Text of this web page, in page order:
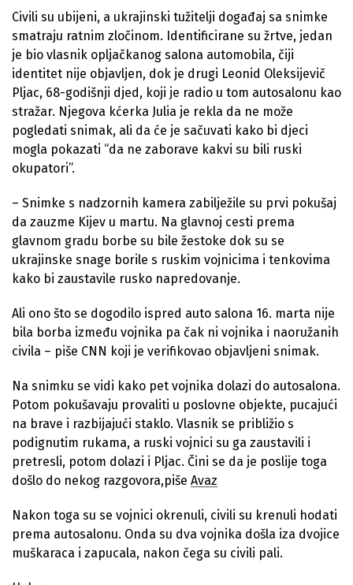
Civili su ubijeni, a ukrajinski tužitelji događaj sa snimke
smatraju ratnim zločinom. Identificirane su žrtve, jedan
je bio vlasnik opljačkanog salona automobila, čiji
identitet nije objavljen, dok je drugi Leonid Oleksijevič
Pljac, 68-godišnji djed, koji je radio u tom autosalonu kao
stražar. Njegova kćerka Julia je rekla da ne može
pogledati snimak, ali da će je sačuvati kako bi djeci
mogla pokazati “da ne zaborave kakvi su bili ruski
okupatori”.
– Snimke s nadzornih kamera zabilježile su prvi pokušaj
da zauzme Kijev u martu. Na glavnoj cesti prema
glavnom gradu borbe su bile žestoke dok su se
ukrajinske snage borile s ruskim vojnicima i tenkovima
kako bi zaustavile rusko napredovanje.
Ali ono što se dogodilo ispred auto salona 16. marta nije
bila borba između vojnika pa čak ni vojnika i naoružanih
civila – piše CNN koji je verifikovao objavljeni snimak.
Na snimku se vidi kako pet vojnika dolazi do autosalona.
Potom pokušavaju provaliti u poslovne objekte, pucajući
na brave i razbijajući staklo. Vlasnik se približio s
podignutim rukama, a ruski vojnici su ga zaustavili i
pretresli, potom dolazi i Pljac. Čini se da je poslije toga
došlo do nekog razgovora,piše Avaz
Nakon toga su se vojnici okrenuli, civili su krenuli hodati
prema autosalonu. Onda su dva vojnika došla iza dvojice
muškaraca i zapucala, nakon čega su civili pali.